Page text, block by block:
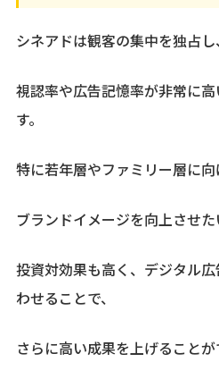
シネアドは観客の集中を独占し
視認率や広告記憶率が非常に
す。
特に若年層やファミリー層に向
ブランドイメージを向上させた
投資対効果も高く、デジタル
わせることで、
さらに高い成果を上げることが